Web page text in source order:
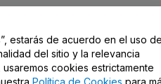
estarás de acuerdo en el uso
del sitio y la relevancia
cookies estrictamente
Política de Cookies para